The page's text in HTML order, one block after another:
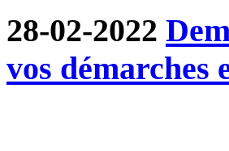
28-02-2022
vos démarches